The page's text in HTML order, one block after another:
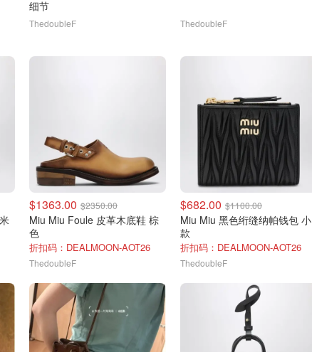
细节
ThedoubleF ThedoubleF
$1363.00 $2350.00
Miu Miu Foule 皮革木底鞋 棕
色
折扣码：DEALMOON-AOT26
ThedoubleF
$682.00 $1100.00
Miu Miu 黑色绗缝纳帕钱包 小
款
折扣码：DEALMOON-AOT26
ThedoubleF